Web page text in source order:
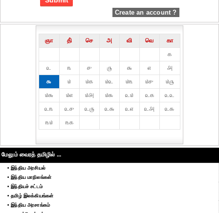
Create an account ?
ஞா தி் செ அ வி வெ
கா
௧
௨
௩ ௪ ௫ ௬ ௭
௮
௯
௰ ௰௧ ௰௨ ௰௩ ௰௪
௰௫
௰௬
௰௭ ௰௮ ௰௯ ௨௰ ௨௧
௨௨
௨௩
௨௪ ௨௫ ௨௬ ௨௭ ௨௮
௨௯
௩௰
௩௧
மேலும் வைரத் தமிழில் ...
• இந்திய அரசியல்
• இந்திய மாநிலங்கள்
• இந்தியச் சட்டம்
• தமிழ் இலக்கியங்கள்
• இந்திய அரசாங்கம்